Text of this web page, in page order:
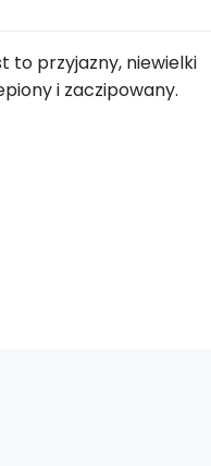
to przyjazny, niewielki
i zaczipowany.